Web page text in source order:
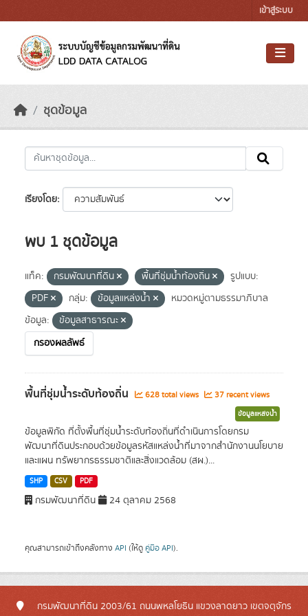
เข้าสู่ระบบ
ชุดข้อมูล
เรียงโดย
พบ 1 ชุดข้อมูล
แท็ค: กรมพัฒนาที่ดิน พื้นที่ชุ่มน้ำท้องถิ่น
รูปแบบ:
PDF
กลุ่ม: ข้อมูลแหล่งน้ำ
หมวดหมู่ตามธรรมาภิบาล
ข้อมูล:
ข้อมูลสาธารณะ
กรองผลลัพธ์
พื้นที่ชุ่มน้ำระดับท้องถิ่น 628 total views 37 recent views
ข้อมูลแหล่งน้ำ
ข้อมูลพิกัด ที่ตั้งพื้นที่ชุ่มน้ำระดับท้องถิ่นที่ดำเนินการโดยกรม
พัฒนาที่ดินประกอบด้วยข้อมูลรหัสแหล่งน้ำที่มาจากสำนักงานนโยบาย
และแผน ทรัพยากรธรรมชาติและสิ่งแวดล้อม (สผ.)...
SHP CSV PDF
กรมพัฒนาที่ดิน 24 ตุลาคม 2568
คุณสามารถเข้าถึงคลังทาง API (ให้ดู คู่มือ API).
กรมพัฒนาที่ดิน 2003/61 ถนนพหลโยธิน แขวงลาดยาว เขตจตุจักร